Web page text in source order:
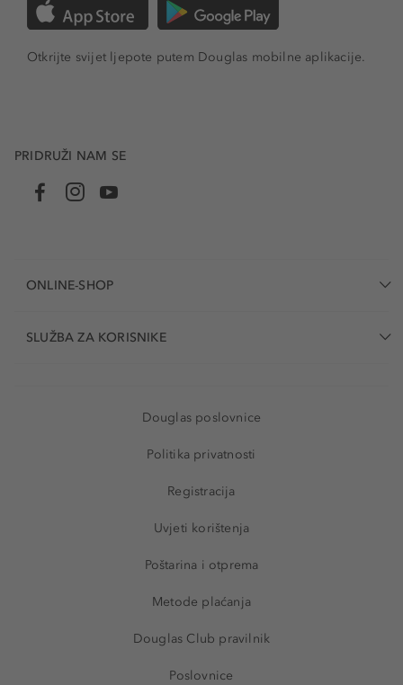
Otkrijte svijet ljepote putem Douglas mobilne aplikacije.
PRIDRUŽI NAM SE
ONLINE-SHOP
SLUŽBA ZA KORISNIKE
Douglas poslovnice
Politika privatnosti
Registracija
Uvjeti korištenja
Poštarina i otprema
Metode plaćanja
Douglas Club pravilnik
Poslovnice